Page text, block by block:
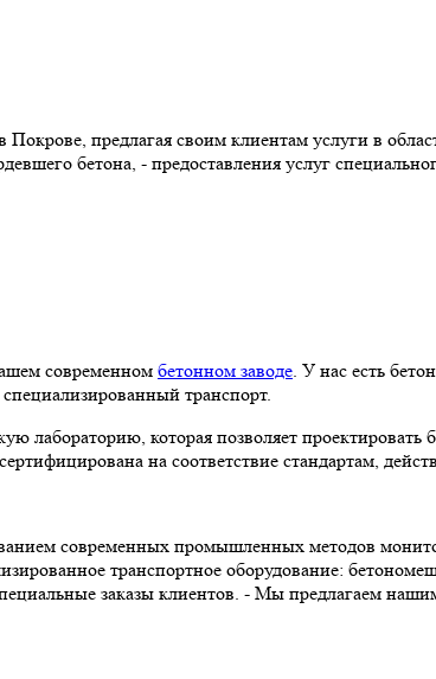
предлагая своим клиентам услуги в
бетона, - предоставления услуг
современном бетонном заводе. У нас есть
транспорт.
лабораторию, которая позволяет
на соответствие стандартам,
современных промышленных методов
транспортное оборудование:
заказы клиентов. - Мы предлагаем